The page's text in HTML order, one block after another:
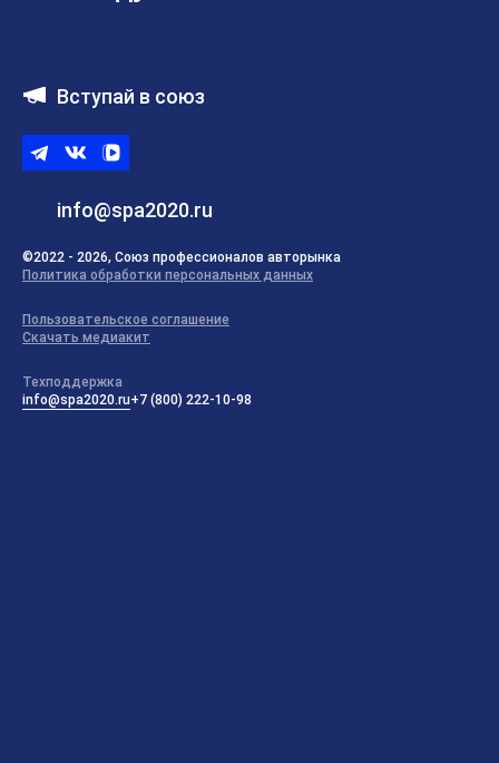
Вступай в союз
info@spa2020.ru
TelegramВКонтакте
ВК
©2022 - 2026, Союз профессионалов авторынка
Политика обработки персональных данных
Пользовательское соглашение
Скачать медиакит
Техподдержка
info@spa2020.ru+7 (800) 222-10-98